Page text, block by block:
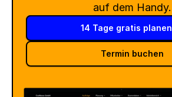
auf dem Handy.
14 Tage gratis planen
Termin buchen